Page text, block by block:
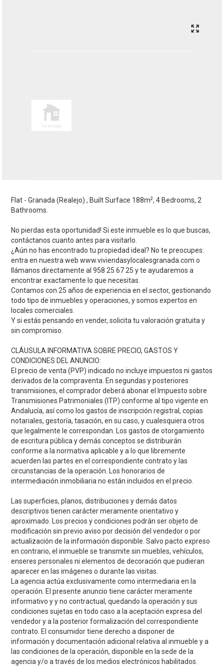
Flat - Granada (Realejo) , Built Surface 188m2, 4 Bedrooms, 2
Bathrooms.
No pierdas esta oportunidad! Si este inmueble es lo que buscas,
contáctanos cuanto antes para visitarlo.
¿Aún no has encontrado tu propiedad ideal? No te preocupes:
entra en nuestra web www.viviendasylocalesgranada.com o
llámanos directamente al 958 25 67 25 y te ayudaremos a
encontrar exactamente lo que necesitas.
Contamos con 25 años de experiencia en el sector, gestionando
todo tipo de inmuebles y operaciones, y somos expertos en
locales comerciales.
Y si estás pensando en vender, solicita tu valoración gratuita y
sin compromiso.
CLÁUSULA INFORMATIVA SOBRE PRECIO, GASTOS Y
CONDICIONES DEL ANUNCIO:
El precio de venta (PVP) indicado no incluye impuestos ni gastos
derivados de la compraventa. En segundas y posteriores
transmisiones, el comprador deberá abonar el Impuesto sobre
Transmisiones Patrimoniales (ITP) conforme al tipo vigente en
Andalucía, así como los gastos de inscripción registral, copias
notariales, gestoría, tasación, en su caso, y cualesquiera otros
que legalmente le correspondan. Los gastos de otorgamiento
de escritura pública y demás conceptos se distribuirán
conforme a la normativa aplicable y a lo que libremente
acuerden las partes en el correspondiente contrato y las
circunstancias de la operación. Los honorarios de
intermediación inmobiliaria no están incluidos en el precio.
Las superficies, planos, distribuciones y demás datos
descriptivos tienen carácter meramente orientativo y
aproximado. Los precios y condiciones podrán ser objeto de
modificación sin previo aviso por decisión del vendedor o por
actualización de la información disponible. Salvo pacto expreso
en contrario, el inmueble se transmite sin muebles, vehículos,
enseres personales ni elementos de decoración que pudieran
aparecer en las imágenes o durante las visitas.
La agencia actúa exclusivamente como intermediaria en la
operación. El presente anuncio tiene carácter meramente
informativo y y no contractual, quedando la operación y sus
condiciones sujetas en todo caso a la aceptación expresa del
vendedor y a la posterior formalización del correspondiente
contrato. El consumidor tiene derecho a disponer de
información y documentación adicional relativa al inmueble y a
las condiciones de la operación, disponible en la sede de la
agencia y/o a través de los medios electrónicos habilitados.